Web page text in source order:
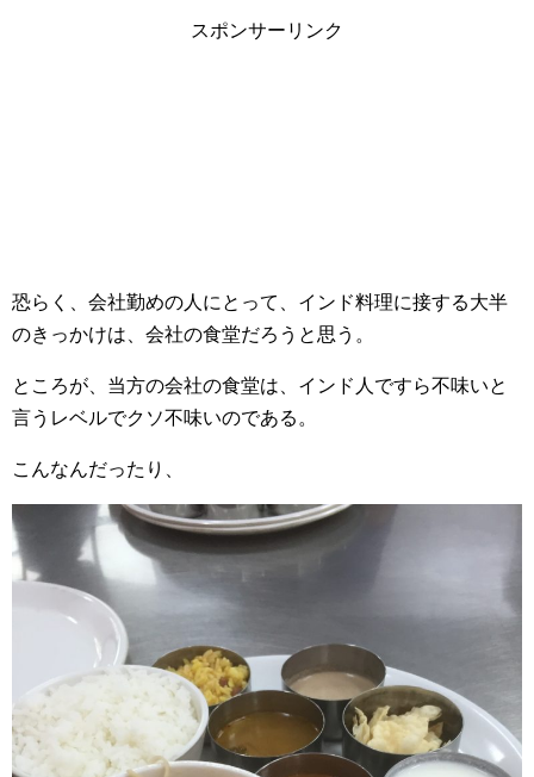
スポンサーリンク
恐らく、会社勤めの人にとって、インド料理に接する大半
のきっかけは、会社の食堂だろうと思う。
ところが、当方の会社の食堂は、インド人ですら不味いと
言うレベルでクソ不味いのである。
こんなんだったり、